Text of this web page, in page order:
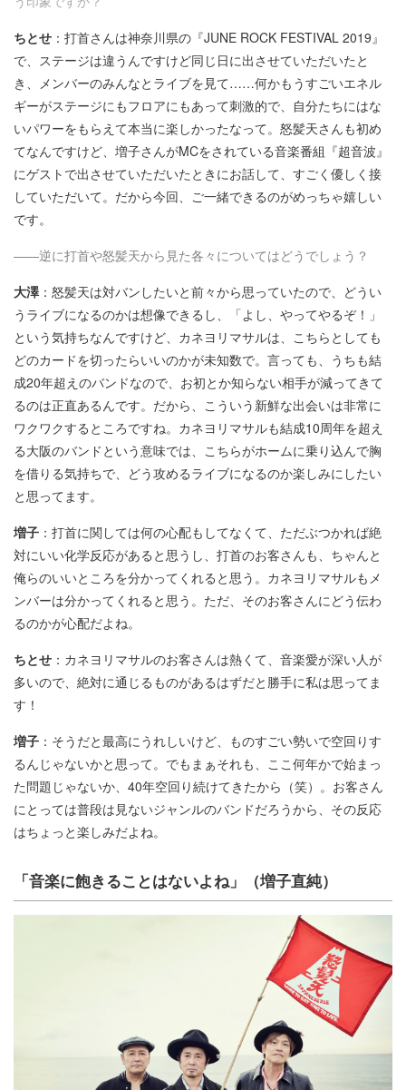
ちとせ ：打首さんは神奈川県の『JUNE ROCK FESTIVAL 2019』
で、ステージは違うんですけど同じ日に出させていただいたと
き、メンバーのみんなとライブを見て……何かもうすごいエネル
ギーがステージにもフロアにもあって刺激的で、自分たちにはな
いパワーをもらえて本当に楽しかったなって。怒髪天さんも初め
てなんですけど、増子さんがMCをされている音楽番組『超音波』
にゲストで出させていただいたときにお話して、すごく優しく接
していただいて。だから今回、ご一緒できるのがめっちゃ嬉しい
です。
――逆に打首や怒髪天から見た各々についてはどうでしょう？
大澤：怒髪天は対バンしたいと前々から思っていたので、どうい
うライブになるのかは想像できるし、「よし、やってやるぞ！」
という気持ちなんですけど、カネヨリマサルは、こちらとしても
どのカードを切ったらいいのかが未知数で。言っても、うちも結
成20年超えのバンドなので、お初とか知らない相手が減ってきて
るのは正直あるんです。だから、こういう新鮮な出会いは非常に
ワクワクするところですね。カネヨリマサルも結成10周年を超え
る大阪のバンドという意味では、こちらがホームに乗り込んで胸
を借りる気持ちで、どう攻めるライブになるのか楽しみにしたい
と思ってます。
増子 ：打首に関しては何の心配もしてなくて、ただぶつかれば絶
対にいい化学反応があると思うし、打首のお客さんも、ちゃんと
俺らのいいところを分かってくれると思う。カネヨリマサルもメ
ンバーは分かってくれると思う。ただ、そのお客さんにどう伝わ
るのかが心配だよね。
ちとせ ：カネヨリマサルのお客さんは熱くて、音楽愛が深い人が
多いので、絶対に通じるものがあるはずだと勝手に私は思ってま
す！
増子 ：そうだと最高にうれしいけど、ものすごい勢いで空回りす
るんじゃないかと思って。でもまぁそれも、ここ何年かで始まっ
た問題じゃないか、40年空回り続けてきたから（笑）。お客さん
にとっては普段は見ないジャンルのバンドだろうから、その反応
はちょっと楽しみだよね。
「音楽に飽きることはないよね」（増子直純）